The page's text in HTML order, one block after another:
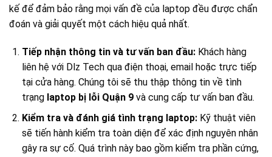
kế để đảm bảo rằng mọi vấn đề của laptop đều được chẩn
đoán và giải quyết một cách hiệu quả nhất.
Tiếp nhận thông tin và tư vấn ban đầu:Khách hàng
liên hệ với Dlz Tech qua điện thoại, email hoặc trực tiếp
tại cửa hàng. Chúng tôi sẽ thu thập thông tin về tình
trạng laptop bị lỗi Quận 9và cung cấp tư vấn ban đầu.
Kiểm tra và đánh giá tình trạng laptop:Kỹ thuật viên
sẽ tiến hành kiểm tra toàn diện để xác định nguyên nhân
gây ra sự cố. Quá trình này bao gồm kiểm tra phần cứng,